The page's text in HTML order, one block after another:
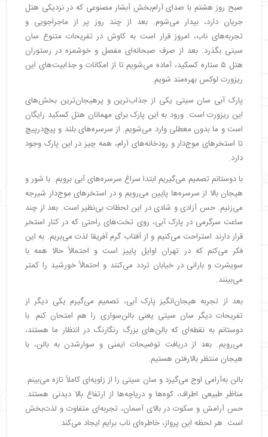
صبح روز هشتم با صدای آرام‌بخش آبشار مصنوعی که در نزدیکی هتل
جریان دارد، بیدار می‌شوم. بعد از چند روز پر از ماجراجویی و
تجربه‌های ناب، امروز قرار است به کاوش در تفریحات متنوع سان
سیتی بگذرد. بعد از صرف صبحانه‌ای مفصل و خوشمزه در رستوران
هتل ۵ ستاره کسکید، آماده می‌شویم تا از امکانات و جذابیت‌های این
ریزورت لوکس بهره‌مند شویم.
پارک آبی سان سیتی یکی از جذاب‌ترین و پرهیجان‌ترین بخش‌های
این ریزورت است. ورود به این پارک برای مهمانان هتل کسکید رایگان
است و ما بدون معطلی وارد می‌شویم. از سرسره‌های بلند و پیچ‌درپیچ
تا استخرهای موج‌دار و رودخانه‌های آرام، همه چیز در این پارک وجود
دارد.
با دوستانم تصمیم می‌گیریم ابتدا سراغ سرسره‌های آبی برویم. با شور و
هیجان بالا از سرسره‌ها پایین می‌رویم و در استخرهای موج‌دار شیرجه
می‌زنیم. حس آزادی و شادی در این لحظات بی‌نظیر است. بعد از چند
ساعت سرگرمی در پارک آبی، روی تخت‌های راحتی که در کنار استخر
قرار دارند استراحت می‌کنیم و از آفتاب گرم آفریقا لذت می‌بریم. به این
فکر می‌کنم که در تهران اوایل پاییز است و احتمالاً حالا همه با
سویشرت و بارانی در خیابان تردد می‌کنند و احتمالاً خورشید را کمتر
می‌بینند.
بعد از تجربه هیجان‌انگیز پارک آبی، تصمیم می‌گیرم یکی دیگر از
تفریحات دیگر سان سیتی یعنی بالن‌سواری را هم امتحان کنم. با
دوستانم به نقطه‌ای که بالن‌های بزرگ رنگارنگ در انتظار ما هستند،
می‌رویم. بعد از دریافت توضیحات ایمنی و سوارشدن به بالن، با
هیجان منتظر بالارفتن هستیم.
بالن به‌آرامی اوج می‌گیرد و سان سیتی را از زاویه‌ای کاملاً تازه می‌بینم.
مناظر طبیعی اطراف، کوه‌ها و دریاچه‌ها از ارتفاع بالا دیدنی هستند.
حس آرامش و سکوت در بالای آسمان، تجربه‌ای متفاوت و لذت‌بخش
است. هر لحظه این پرواز، خاطره‌ای ناب برایم ایجاد می‌کند.